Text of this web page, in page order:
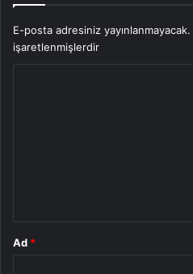
E-posta adresiniz yayınlanmayacak.
işaretlenmişlerdir
Ad *